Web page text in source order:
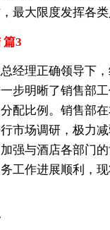
最大限度发挥各类
篇3
经理正确领导下
步明晰了销售部
配比例。销售部
市场调研，极力
强与酒店各部门
工作进展顺利，